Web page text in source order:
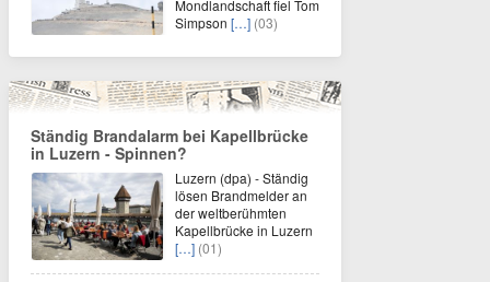
Mondlandschaft fiel Tom
Simpson […] (03)
Ständig Brandalarm bei Kapellbrücke
in Luzern - Spinnen?
Luzern (dpa) - Ständig
lösen Brandmelder an
der weltberühmten
Kapellbrücke in Luzern
[…] (01)